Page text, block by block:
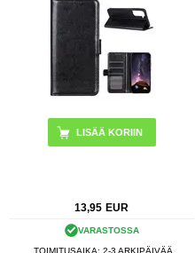
13,95 EUR
VARASTOSSA
TOIMITUSAIKA: 2-3 ARKIPÄIVÄÄ